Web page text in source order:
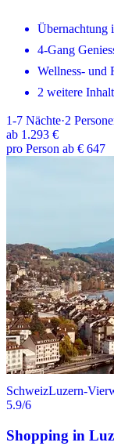
Übernachtung
4-Gang
Wellness- und
2 weitere
1-7 Nächte·2
ab 1.293 €
pro Person ab € 647
SchweizLuzern-
5.9/6
Shopping in